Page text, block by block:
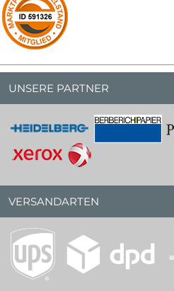
UNSERE PARTNER
VERSANDARTEN